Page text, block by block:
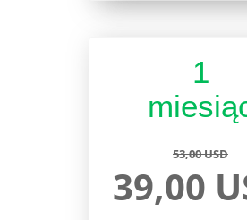
1
53,00 USD
39,00